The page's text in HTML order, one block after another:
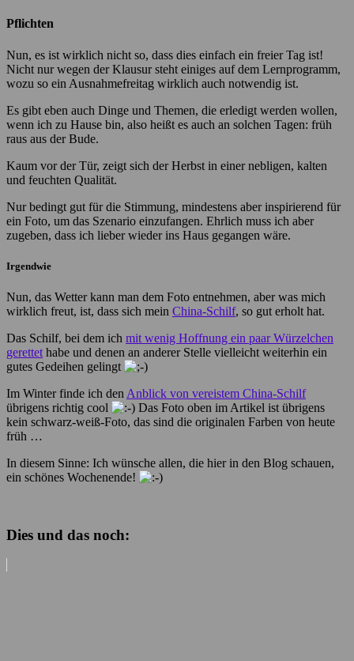
Pflichten
Nun, es ist wirklich nicht so, dass dies einfach ein freier Tag ist!
Nicht nur wegen der Klausur steht einiges auf dem Lernprogramm,
wozu so ein Ausnahmefreitag wirklich auch notwendig ist.
Es gibt eben auch Dinge und Themen, die erledigt werden wollen,
wenn ich zu Hause bin, also heißt es auch an solchen Tagen: früh
raus aus der Bude.
Kaum vor der Tür, zeigt sich der Herbst in einer nebligen, kalten
und feuchten Qualität.
Nur bedingt gut für die Stimmung, mindestens aber inspirierend für
ein Foto, um das Szenario einzufangen. Ehrlich muss ich aber
zugeben, dass ich lieber wieder ins Haus gegangen wäre.
Irgendwie
Nun, das Wetter kann man dem Foto entnehmen, aber was mich
wirklich freut, ist, dass sich mein China-Schilf, so gut erholt hat.
Das Schilf, bei dem ich mit wenig Hoffnung ein paar Würzelchen
gerettet habe und denen an anderer Stelle vielleicht weiterhin ein
gutes Gedeihen gelingt
Im Winter finde ich den Anblick von vereistem China-Schilf
übrigens richtig cool
Das Foto oben im Artikel ist übrigens
kein schwarz-weiß-Foto, das sind die originalen Farben von heute
früh …
In diesem Sinne: Ich wünsche allen, die hier in den Blog schauen,
ein schönes Wochenende!
Dies und das noch: